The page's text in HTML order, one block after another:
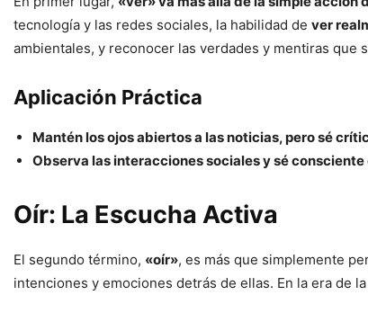
tecnología y las redes sociales, la habilidad de ver
ambientales, y reconocer las verdades y mentiras que
Aplicación Práctica
Mantén los ojos abiertos a las noticias, pero sé
Observa las interacciones sociales y sé
Oír: La Escucha Activa
El segundo término, «oír», es más que simplemente
intenciones y emociones detrás de ellas. En la era de